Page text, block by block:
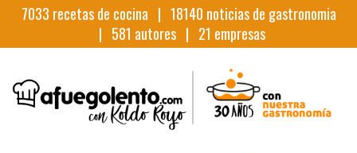
7033 recetas de cocina | 18140 noticias de gastronomia
| 581 autores | 21 empresas